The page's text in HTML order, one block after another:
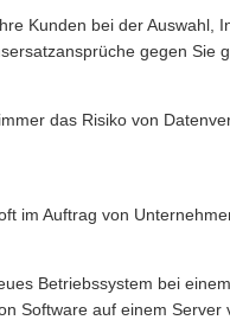
Kunden bei der
gegen Sie
das Risiko von
im Auftrag von
Betriebssystem bei
Software auf einem